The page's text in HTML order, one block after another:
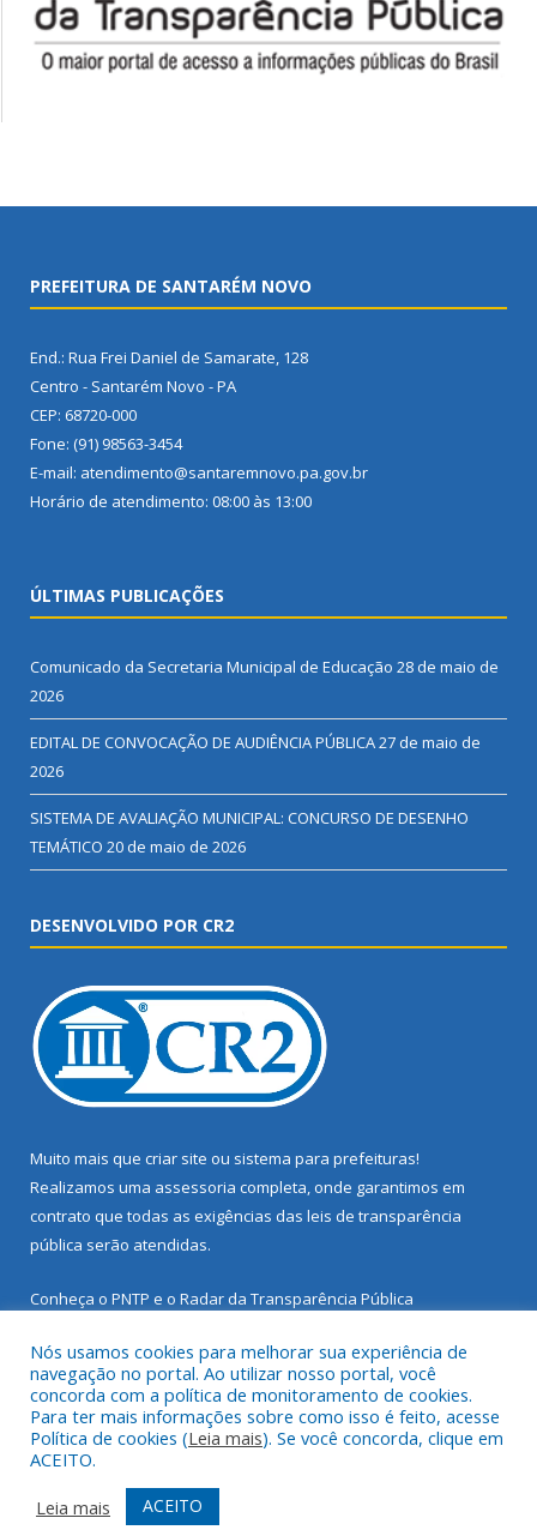
PREFEITURA DE SANTARÉM NOVO
End.: Rua Frei Daniel de Samarate, 128
Centro - Santarém Novo - PA
CEP: 68720-000
Fone: (91) 98563-3454
E-mail: atendimento@santaremnovo.pa.gov.br
Horário de atendimento: 08:00 às 13:00
ÚLTIMAS PUBLICAÇÕES
Comunicado da Secretaria Municipal de Educação 28 de maio de
2026
EDITAL DE CONVOCAÇÃO DE AUDIÊNCIA PÚBLICA27 de maio de
2026
SISTEMA DE AVALIAÇÃO MUNICIPAL: CONCURSO DE DESENHO
TEMÁTICO 20 de maio de 2026
DESENVOLVIDO POR CR2
Muito mais que criar site ou sistema para prefeituras!
Realizamos uma assessoria completa, onde garantimos em
contrato que todas as exigências das leis de transparência
pública serão atendidas.
Conheça o PNTP e o Radar da Transparência Pública
Todos os direitos reservados a Prefeitura Municipal de Santarém
Novo.
Mapa do Site
Acessar Área Administrativa
Nós usamos cookies para melhorar sua experiência de
navegação no portal. Ao utilizar nosso portal, você
concorda com a política de monitoramento de cookies.
Para ter mais informações sobre como isso é feito, acesse
Política de cookies (Leia mais). Se você concorda, clique em
ACEITO.
Leia mais
ACEITO